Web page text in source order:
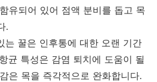
유되어 있어 점액 분비를 돕고 목
.
는 꿀은 인후통에 대한 오랜 기간
균 특성은 감염 퇴치에 도움이 될
은 목을 즉각적으로 완화합니다.